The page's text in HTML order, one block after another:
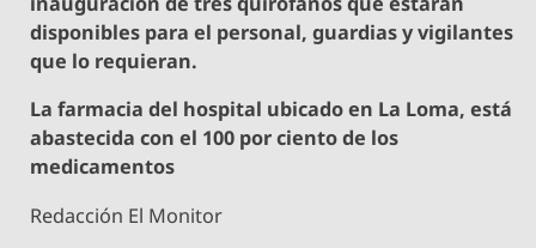
disponibles para el personal, guardias y vigilantes
que lo requieran.
La farmacia del hospital ubicado en La Loma, está
abastecida con el 100 por ciento de los
medicamentos
Redacción El Monitor